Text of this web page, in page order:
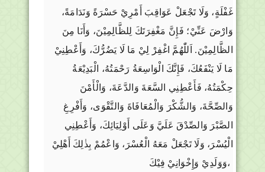
غَفْلَةٍ، وَلَا تَجْعَلْ عَوَاقِبَ أَمْرِيْ حَسْرَةً وَنَدَامَةً،
وَارْضَ عَنِّيْ؛ فَإِنَّ مَغْفِرَتَكَ لِلظَّالِمِيْنَ، وَأَنَا مِنَ
الظَّالِمِيْنَ. اَللّٰهُمَّ اغْفِرْ لِيْ مَا لَا يَضُرُّكَ، وَأَعْطِنِيْ
مَا لَا يَنْفَعُكَ، فَإِنَّكَ الْوَاسِعَةُ رَحْمَتُهُ، الْبَدِيْعَةُ
حِكْمَتُهُ، فَأَعْطِنِي السَّعَةَ وَالدَّعَةَ، وَالْأَمْنَ
وَالصِّحَّةَ، وَالشُّكْرَ وَالْمُعَافَاةَ وَالتَّقْوَى، وَأَفْرِغِ
الصَّبْرَ وَالصِّدْقَ عَلَيَّ وَعَلَى أَوْلِيَائِكَ، وَأَعْطِنِي
الْيُسْرَ، وَلَا تَجْعَلْ مَعَهُ الْعُسْرَ، وَاعْمُمْ بِذٰلِكَ أَهْلِيْ
وَوَلَدِيْ وَإِخْوَانِيْ فِيْكَ،